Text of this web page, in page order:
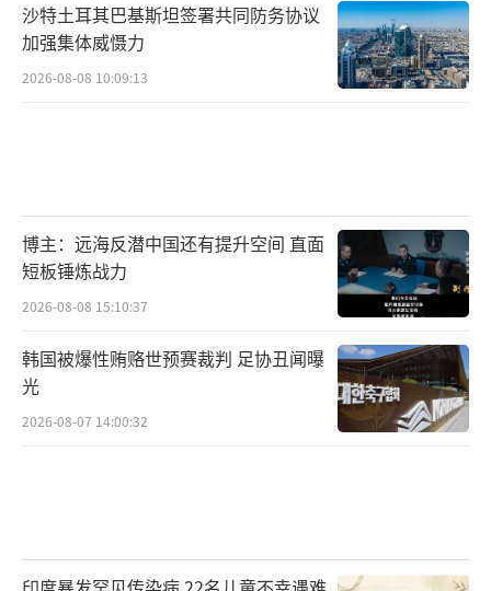
沙特土耳其巴基斯坦签署共同防务协议
加强集体威慑力
2026-08-08 10:09:13
博主：远海反潜中国还有提升空间 直面
短板锤炼战力
2026-08-08 15:10:37
韩国被爆性贿赂世预赛裁判 足协丑闻曝
光
2026-08-07 14:00:32